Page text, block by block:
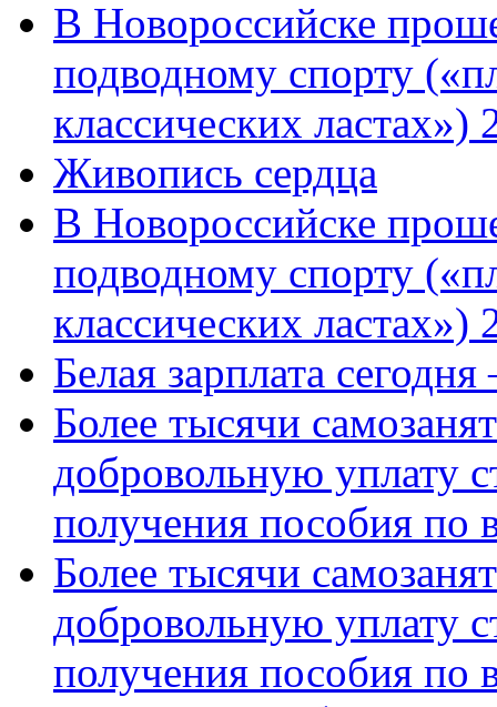
В Новороссийске
подводному спорту
классических
Живопись сердца
В Новороссийске
подводному спорту
классических ластах»)
Белая зарплата
Более тысячи
добровольную уплату
получения пособия по
Более тысячи
добровольную уплату
получения пособия по